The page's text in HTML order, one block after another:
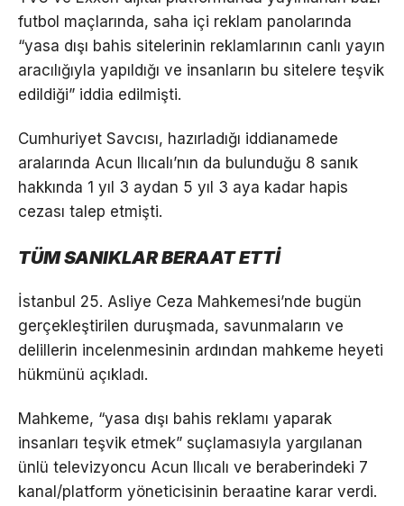
futbol maçlarında, saha içi reklam panolarında
“yasa dışı bahis sitelerinin reklamlarının canlı yayın
aracılığıyla yapıldığı ve insanların bu sitelere teşvik
edildiği” iddia edilmişti.
Cumhuriyet Savcısı, hazırladığı iddianamede
aralarında Acun Ilıcalı’nın da bulunduğu 8 sanık
hakkında 1 yıl 3 aydan 5 yıl 3 aya kadar hapis
cezası talep etmişti.
TÜM SANIKLAR BERAAT ETTİ
İstanbul 25. Asliye Ceza Mahkemesi’nde bugün
gerçekleştirilen duruşmada, savunmaların ve
delillerin incelenmesinin ardından mahkeme heyeti
hükmünü açıkladı.
Mahkeme, “yasa dışı bahis reklamı yaparak
insanları teşvik etmek” suçlamasıyla yargılanan
ünlü televizyoncu Acun Ilıcalı ve beraberindeki 7
kanal/platform yöneticisinin beraatine karar verdi.